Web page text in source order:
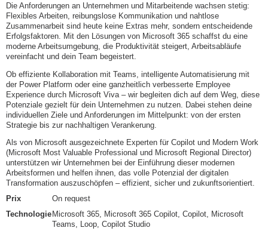
Die Anforderungen an Unternehmen und Mitarbeitende wachsen stetig:
Flexibles Arbeiten, reibungslose Kommunikation und nahtlose
Zusammenarbeit sind heute keine Extras mehr, sondern entscheidende
Erfolgsfaktoren. Mit den Lösungen von Microsoft 365 schaffst du eine
moderne Arbeitsumgebung, die Produktivität steigert, Arbeitsabläufe
vereinfacht und dein Team begeistert.
Ob effiziente Kollaboration mit Teams, intelligente Automatisierung mit
der Power Platform oder eine ganzheitlich verbesserte Employee
Experience durch Microsoft Viva – wir begleiten dich auf dem Weg, diese
Potenziale gezielt für dein Unternehmen zu nutzen. Dabei stehen deine
individuellen Ziele und Anforderungen im Mittelpunkt: von der ersten
Strategie bis zur nachhaltigen Verankerung.
Als von Microsoft ausgezeichnete Experten für Copilot und Modern Work
(Microsoft Most Valuable Professional und Microsoft Regional Director)
unterstützen wir Unternehmen bei der Einführung dieser modernen
Arbeitsformen und helfen ihnen, das volle Potenzial der digitalen
Transformation auszuschöpfen – effizient, sicher und zukunftsorientiert.
Prix
On request
Technologie Microsoft 365, Microsoft 365 Copilot, Copilot, Microsoft
Teams, Loop, Copilot Studio